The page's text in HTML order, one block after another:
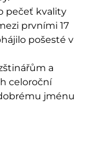
pečeť kvality
prvními 17
pošesté v
a
celoroční
jménu